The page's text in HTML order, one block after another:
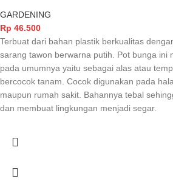
GARDENING
Rp 46.500
Terbuat dari bahan plastik berkualitas
sarang tawon berwarna putih. Pot bunga ini
pada umumnya yaitu sebagai alas atau
bercocok tanam. Cocok digunakan pada
maupun rumah sakit. Bahannya tebal
dan membuat lingkungan menjadi segar.